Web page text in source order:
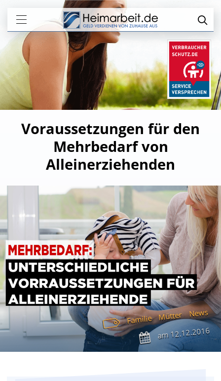
Voraussetzungen für den
Mehrbedarf von
Alleinerziehenden
Familie Mütter News
am12.12.2016